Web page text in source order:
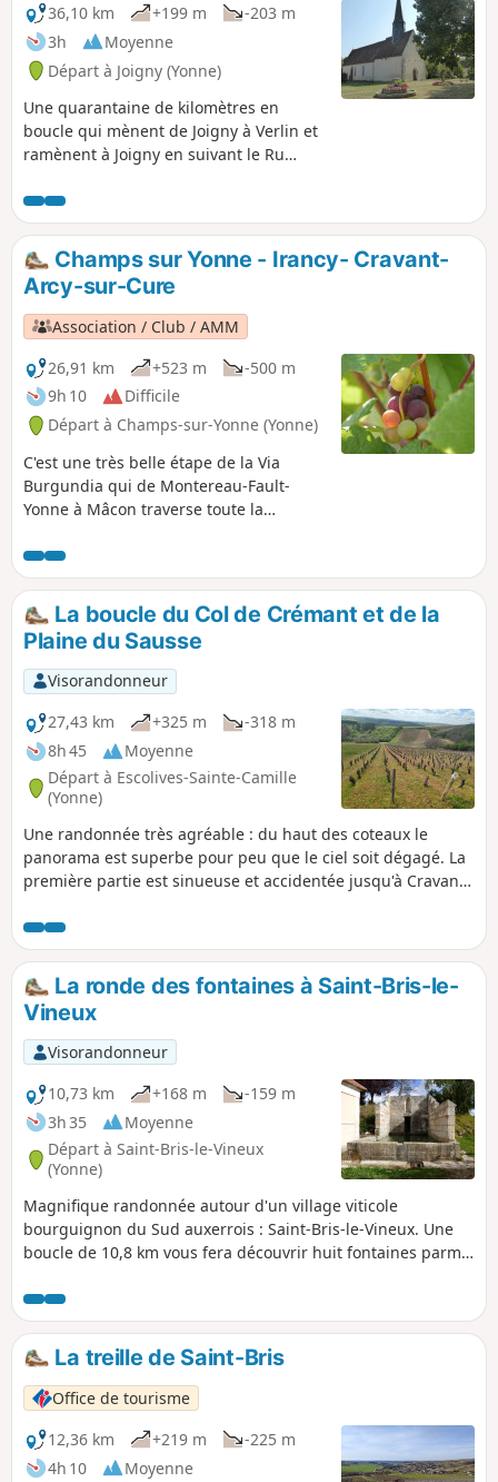
36,10 km
+199 m
-203 m
3h
Moyenne
Départ à Joigny (Yonne)
Une quarantaine de kilomètres en
boucle qui mènent de Joigny à Verlin et
ramènent à Joigny en suivant le Ru
départ et l'arrivée se font depuis le petit
parking au niveau de l'ancienne écluse
d'Épizy, à proximité du camping. Depuis
que ce parcours a été proposé, le bord
de l'Yonne emprunté pour le retour à
Joigny a été aménagé en véloroute.
Champs sur Yonne - Irancy- Cravant-
Arcy-sur-Cure
Association / Club / AMM
26,91 km
+523 m
-500 m
9h 10
Difficile
Départ à Champs-sur-Yonne (Yonne)
C'est une très belle étape de la Via
Burgundia qui de Montereau-Fault-
Yonne à Mâcon traverse toute la
randonnée sur une journée, elle peut
vous paraître difficile avec un dénivelé
de près de 500 m. Elle est cependant
d'une grande beauté et vous permettra
de dominer la vallée de l'Yonne à partir
des vignes, puis de suivre celle de la
Cure à partir de Cravant. Les villages
sont superbes avec Irancy blotti au
milieu des vignes, Cravant la médiévale
qui marque la confluence de la Cure qui
se jette dans l'Yonne, puis Accolay,
Bessy-sur-Cure et enfin Arcy-sur-Cure,
qu'il convient de prendre le temps de
découvrir. Pour plus d'informations aller
sur le site
La boucle du Col de Crémant et de la
Plaine du Sausse
Visorandonneur
27,43 km
+325 m
-318 m
8h 45
Moyenne
Départ à Escolives-Sainte-Camille
(Yonne)
Une randonnée très agréable : du haut des coteaux le
panorama est superbe pour peu que le ciel soit dégagé. La
première partie est sinueuse et accidentée jusqu'à Cravant,
Canal du Nivernais et de l'Yonne.
La ronde des fontaines à Saint-Bris-le-
Vineux
Visorandonneur
10,73 km
+168 m
-159 m
3h 35
Moyenne
Départ à Saint-Bris-le-Vineux
(Yonne)
Magnifique randonnée autour d'un village viticole
bourguignon du Sud auxerrois : Saint-Bris-le-Vineux. Une
boucle de 10,8 km vous fera découvrir huit fontaines parmi
l'église du 13e siècle et son arbre de Jessé, le château du
17e siècle et son portail Renaissance ainsi que de très
belles caves voûtées.
La treille de Saint-Bris
Office de tourisme
12,36 km
+219 m
-225 m
4h 10
Moyenne